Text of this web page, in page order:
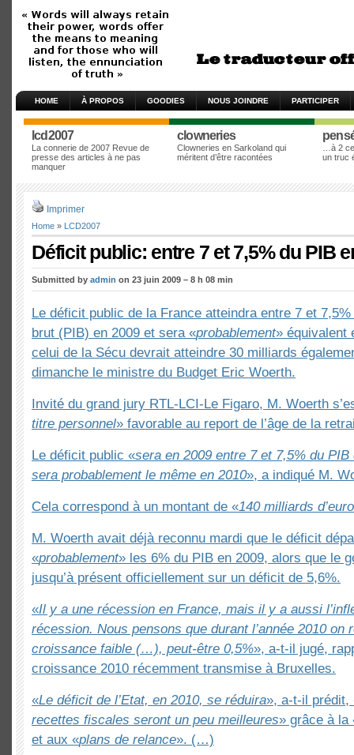
HOME À PROPOS GOODIES NOUS JOINDRE PARTICIPER
lcd2007
La connerie de 2007 Revue de
presse des articles à ne pas
manquer
clowneries
Clowneries en Sarkoland qui
méritent d’être racontées
…à 2
un truc
Imprimer
Home » LCD2007
Déficit public: entre 7 et 7,5% du PIB
Submitted by admin on 23 juin 2009 – 8 h 08 min
Le déficit public de la France atteindra entre 7 et
brut (PIB) en 2009 et sera «probablement» équivalent
celui de la Sécu devrait atteindre 30 milliards
dimanche le ministre du Budget Eric Woerth.
Invité du grand jury RTL-LCI-Le Figaro, M. Woerth
titre personnel» favorable au report de l’âge de la
Le déficit public «sera en 2009 entre 7 et 7,5% du
sera probablement le même en 2010», a indiqué M.
Cela correspond à un montant de «140 milliards
M. Woerth avait déjà reconnu mardi que le déficit
«probablement» les 6% du PIB en 2009, alors que le
jusqu’à présent officiellement sur un déficit de 5,6%.
«Il y a une récession en France, mais il y a aussi
récession. Nous pensons que durant l’année 2010 on
croissance faible (…), peut-être 0,5%», a-t-il jugé,
croissance 2010 récemment transmise à Bruxelles.
«Le déficit de l’Etat, en 2010, se réduira», a-t-il prédit,
recettes fiscales seront un peu meilleures» grâce à la
et aux «plans de relance». (…)